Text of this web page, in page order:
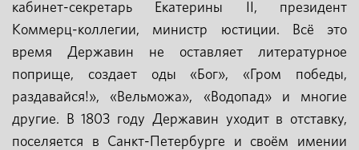
кабинет-секретарь Екатерины II, президент
Коммерц-коллегии, министр юстиции. Всё это
время Державин не оставляет литературное
поприще, создает оды «Бог», «Гром победы,
раздавайся!», «Вельможа», «Водопад» и многие
другие. В 1803 году Державин уходит в отставку,
поселяется в Санкт-Петербурге и своём имении